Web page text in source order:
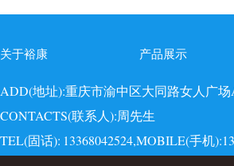
关于裕康 产品展示
ADD(地址):重庆市渝中区大同路女人广场
CONTACTS(联系人):周先生
TEL(固话): 13368042524,MOBILE(手机